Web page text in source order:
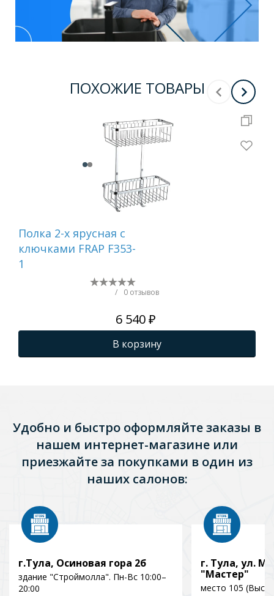
ПОХОЖИЕ ТОВАРЫ
Полка 2-х ярусная c
ключками FRAP F353-
1
/ 0 отзывов
6 540 ₽
В корзину
Удобно и быстро оформляйте заказы в
нашем интернет-магазине или
приезжайте за покупками в один из
наших салонов:
г.Тула, Осиновая гора 2б
здание "Строймолла". Пн-Вс 10:00–
20:00
г. Тула, ул.
"Мастер"
место 105